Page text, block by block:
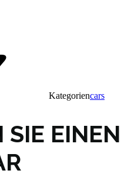
Kategoriencars
SIE EINEN